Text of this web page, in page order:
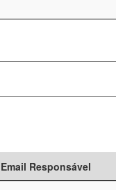
Email Responsável